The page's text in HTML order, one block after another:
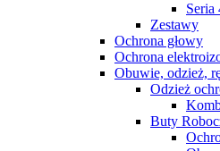
Seria
Zestawy
Ochrona głowy
Ochrona
Obuwie, odzież,
Odzież
Buty